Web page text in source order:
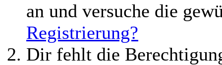
an und versuche die
Registrierung?
Dir fehlt die